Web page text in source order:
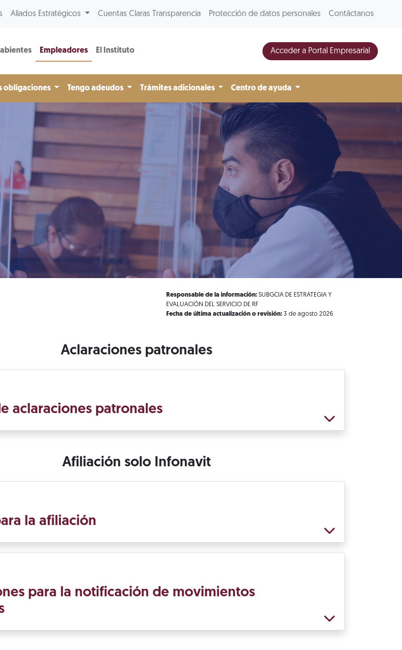
Aliados Estratégicos Cuentas Claras Transparencia Protección de datos personales Contáctanos
Empleadores El Instituto Acceder a Portal Empresarial
obligaciones Tengo adeudos Trámites adicionales Centro de ayuda
Responsable de la información: SUBGCIA DE ESTRATEGIA Y
EVALUACIÓN DEL SERVICIO DE RF
Fecha de última actualización o revisión: 3 de agosto 2026
Aclaraciones patronales
aclaraciones patronales
Afiliación solo Infonavit
la afiliación
para la notificación de movimientos